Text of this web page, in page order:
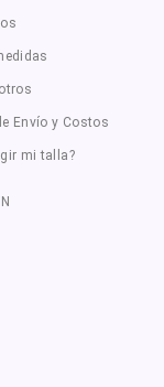
Envío y Costos
mi talla?